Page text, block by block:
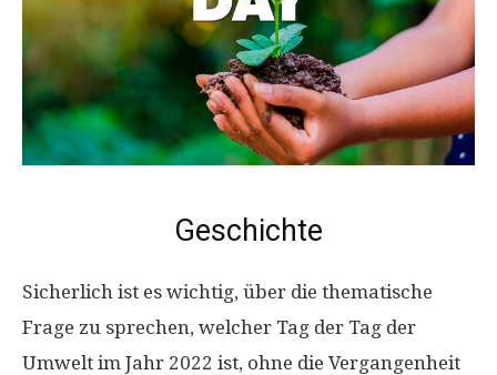
Geschichte
Sicherlich ist es wichtig, über die thematische
Frage zu sprechen, welcher Tag der Tag der
Umwelt im Jahr 2022 ist, ohne die Vergangenheit